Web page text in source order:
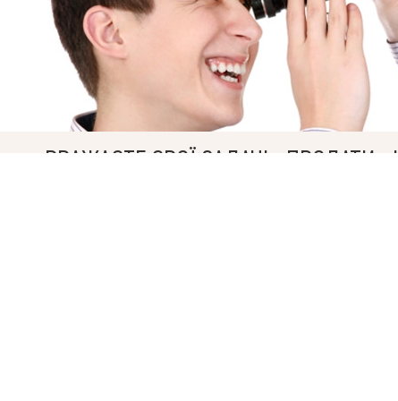
ВВАЖАЄТЕ СВОЇ ЗАДАЧІ «ПРОДАТИ» І
Всі права захищені.